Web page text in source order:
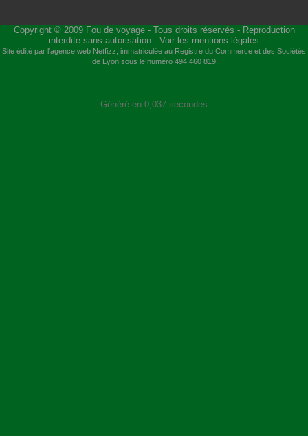
Copyright © 2009 Fou de voyage- Tous droits réservés - Reproduction
interdite sans autorisation - Voir les mentions légales
Site édité par l'agence web Netfizz , immatriculée au Registre du Commerce et des Sociétés
de Lyon sous le numéro 494 460 819
Généré en 0,037 secondes